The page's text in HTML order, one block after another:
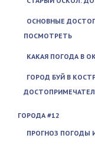
ОСНОВНЫЕ
ПОСМОТРЕТЬ
КАКАЯ ПОГОДА В
ГОРОД БУЙ В
ГОРОДА #12
ПРОГНОЗ ПОГОДЫ